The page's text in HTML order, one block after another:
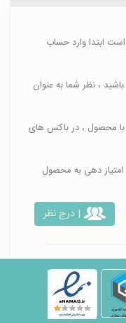
ابتدا وارد حساب
، نظر شما به عنوان
با محصول ، در باکس های
دهی به محصول
| درج نظر